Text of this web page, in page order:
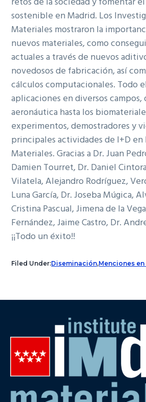
sostenible en Madrid. Los
Materiales mostraron la
nuevos materiales, como
actuales a través de nuevos
novedosos de fabricación, así
cálculos computacionales. Todo
aplicaciones en diversos campos,
aeronáutica hasta los
experimentos, demostradores y
principales actividades de I+D en
Materiales. Gracias a Dr. Juan
Damien Tourret, Dr. Daniel
Vilatela, Alejandro Rodríguez,
Luna García, Dr. Joseba Múgica,
Cristina Pascual, Jimena de la
Fernández, Jaime Castro, Dr.
¡¡Todo un éxito!!
Filed Under:Diseminación,Menciones